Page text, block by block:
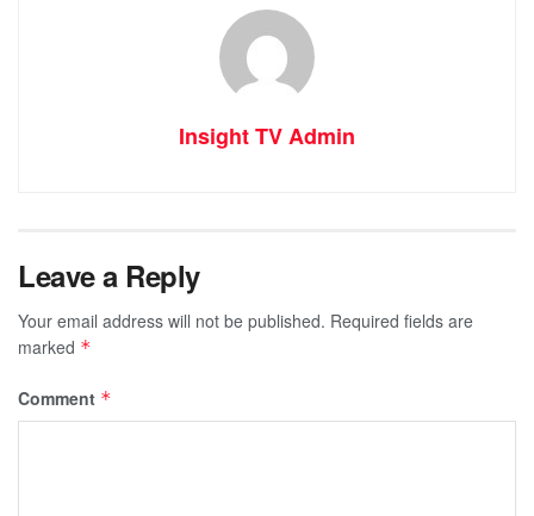
Insight TV Admin
Leave a Reply
Your email address will not be published. Required fields are
marked *
Comment *